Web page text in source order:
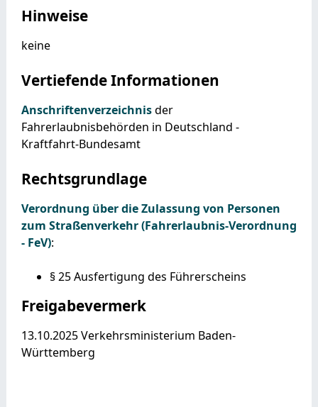
Hinweise
keine
Vertiefende Informationen
Anschriftenverzeichnisder
Fahrerlaubnisbehörden in Deutschland -
Kraftfahrt-Bundesamt
Rechtsgrundlage
Verordnung über die Zulassung von Personen
zum Straßenverkehr (Fahrerlaubnis-Verordnung
- FeV):
§ 25 Ausfertigung des Führerscheins
Freigabevermerk
13.10.2025 Verkehrsministerium Baden-
Württemberg